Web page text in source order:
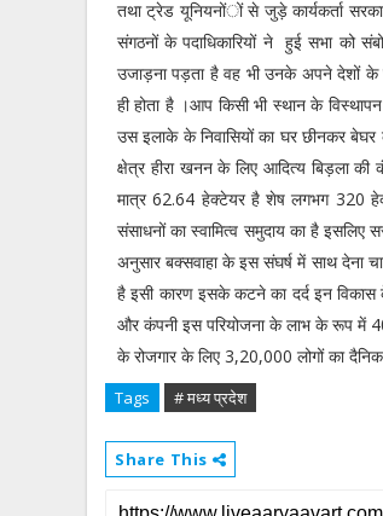
तथा ट्रेड यूनियनोंों से जुड़े कार्यकर्ता
संगठनों के पदाधिकारियों ने हुई सभा को
उजाड़ना पड़ता है वह भी उनके अपने देशों के
ही होता है ।आप किसी भी स्थान के
उस इलाके के निवासियों का घर छीनकर
क्षेत्र हीरा खनन के लिए आदित्य बिड़ला
मात्र 62.64 हेक्टेयर है शेष लगभग 320
संसाधनों का स्वामित्व समुदाय का है
अनुसार बक्सवाहा के इस संघर्ष में साथ देना
है इसी कारण इसके कटने का दर्द इन विकास
और कंपनी इस परियोजना के लाभ के रूप में
के रोजगार के लिए 3,20,000 लोगों का
Tags # मध्य प्रदेश
Share This